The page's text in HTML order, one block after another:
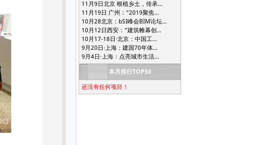
11月9日北京 根植乡土，传承…
11月19日 广州：“2019聚焦…
10月28北京：bSI峰会BIM论坛…
10月12日西安：“建筑帷幕创…
10月17-18日·北京：中国工…
9月20日·上海：建国70年体…
9月4日·上海：点亮城市生活…
本月排行TOP50
还没有任何项目！